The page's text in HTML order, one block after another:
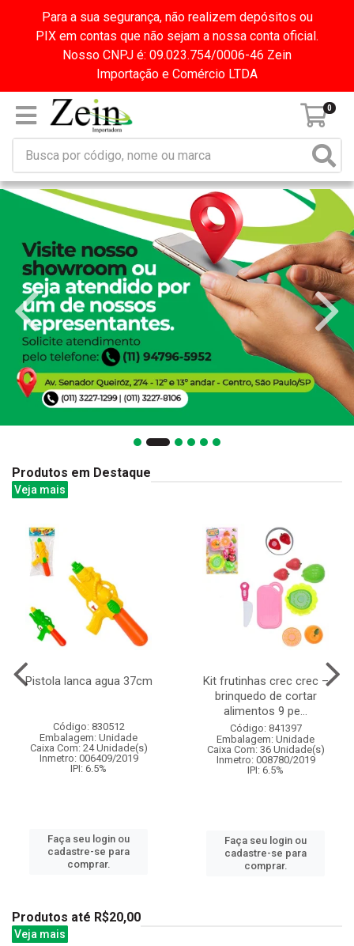
Para a sua segurança, não realizem depósitos ou
PIX em contas que não sejam a nossa conta oficial.
Nosso CNPJ é: 09.023.754/0006-46 Zein
Importação e Comércio LTDA
0
Produtos em Destaque
Veja mais
Pistola lanca agua 37cm
Código: 830512
Embalagem: Unidade
Caixa Com: 24 Unidade(s)
Inmetro: 006409/2019
IPI: 6.5%
Faça seu login ou
cadastre-se para
comprar.
Kit frutinhas crec crec –
brinquedo de cortar
alimentos 9 pe...
Código: 841397
Embalagem: Unidade
Caixa Com: 36 Unidade(s)
Inmetro: 008780/2019
IPI: 6.5%
Faça seu login ou
cadastre-se para
comprar.
Produtos até R$20,00
Veja mais